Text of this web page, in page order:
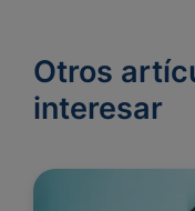
Otros
interesar